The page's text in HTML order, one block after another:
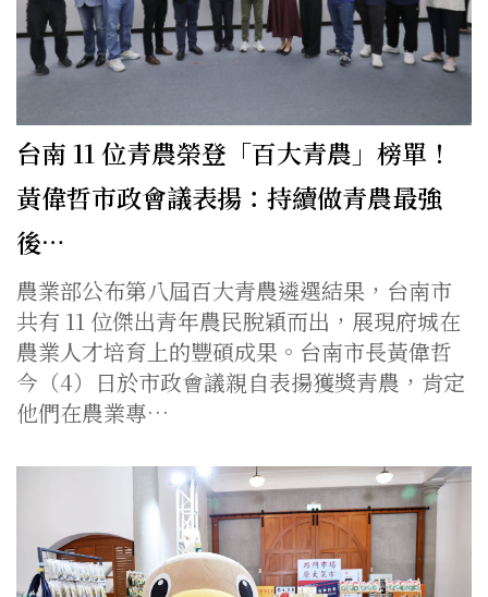
台南 11 位青農榮登「百大青農」榜單！
黃偉哲市政會議表揚：持續做青農最強
後…
農業部公布第八屆百大青農遴選結果，台南市
共有 11 位傑出青年農民脫穎而出，展現府城在
農業人才培育上的豐碩成果。台南市長黃偉哲
今（4）日於市政會議親自表揚獲獎青農，肯定
他們在農業專…